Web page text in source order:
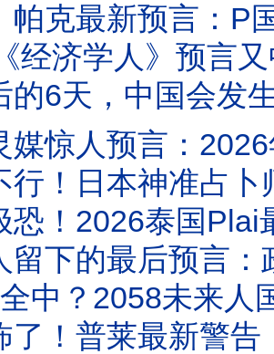
国最危险！台海9月有大事？中国有三省最先进入自治！2026下半年每个人都
预言又中了！千万不要回信！灵界说出了最震撼真相
生什么？占卜师警告：立秋8月7日后别轻易前往中国大陆！《
年7月20日外星人将向全人类传递关乎生命的重要讯息！占
卜师紧急示警：最危险的日子来了！6月28、6月29要小心？！辛
Plai最新预言：7月后会发生什么？她不敢再说了！140年
：政变军占领了最高人民法院和中国人民银行！日本著名预言家松
人国分玲要回来了！最新预言警告：2026底全新传染病肆虐全
：千万别下船！下半年将出现大量离奇死亡！大家需早点准备！阎王震撼